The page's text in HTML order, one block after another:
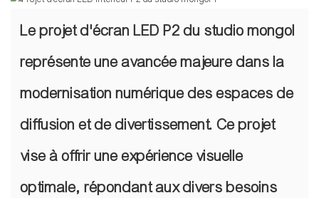
Le projet d'écran LED P2 du studio mongol
représente une avancée majeure dans la
modernisation numérique des espaces de
diffusion et de divertissement. Ce projet
vise à offrir une expérience visuelle
optimale, répondant aux divers besoins